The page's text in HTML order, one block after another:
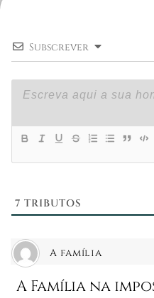
Subscrever
7 TRIBUTOS
A família
A Família na